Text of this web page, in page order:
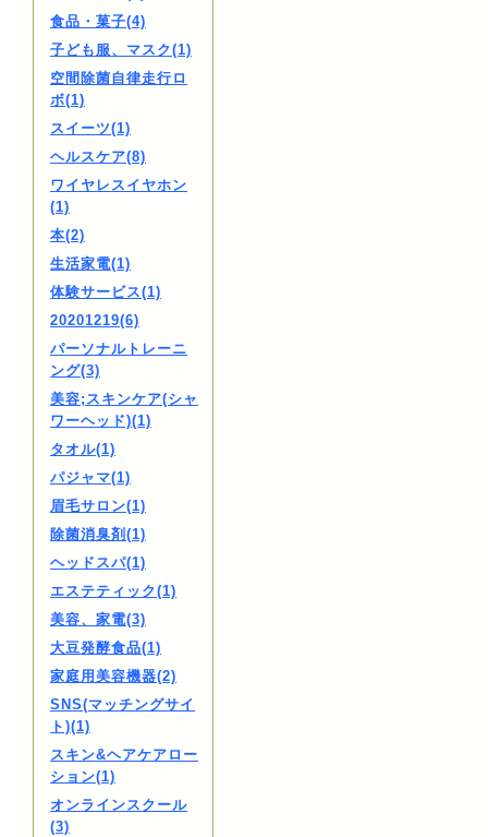
食品・菓子(4)
子ども服、マスク(1)
空間除菌自律走行ロ
ボ(1)
スイーツ(1)
ヘルスケア(8)
ワイヤレスイヤホン
(1)
本(2)
生活家電(1)
体験サービス(1)
20201219(6)
パーソナルトレーニ
ング(3)
美容;スキンケア(シャ
ワーヘッド)(1)
タオル(1)
パジャマ(1)
眉毛サロン(1)
除菌消臭剤(1)
ヘッドスパ(1)
エステティック(1)
美容、家電(3)
大豆発酵食品(1)
家庭用美容機器(2)
SNS(マッチングサイ
ト)(1)
スキン&ヘアケアロー
ション(1)
オンラインスクール
(3)